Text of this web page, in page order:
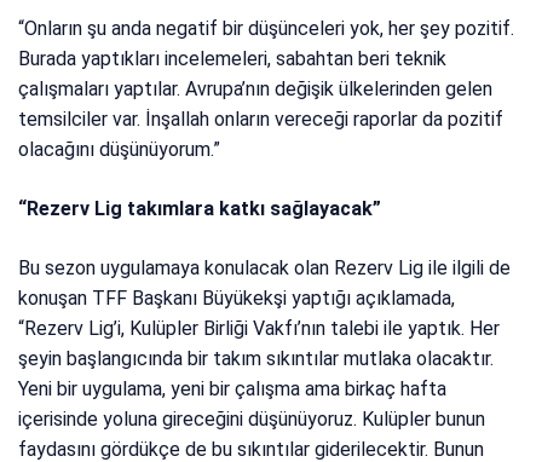
“Onların şu anda negatif bir düşünceleri yok, her şey pozitif.
Burada yaptıkları incelemeleri, sabahtan beri teknik
çalışmaları yaptılar. Avrupa’nın değişik ülkelerinden gelen
temsilciler var. İnşallah onların vereceği raporlar da pozitif
olacağını düşünüyorum.”
“Rezerv Lig takımlara katkı sağlayacak”
Bu sezon uygulamaya konulacak olan Rezerv Lig ile ilgili de
konuşan TFF Başkanı Büyükekşi yaptığı açıklamada,
“Rezerv Lig’i, Kulüpler Birliği Vakfı’nın talebi ile yaptık. Her
şeyin başlangıcında bir takım sıkıntılar mutlaka olacaktır.
Yeni bir uygulama, yeni bir çalışma ama birkaç hafta
içerisinde yoluna gireceğini düşünüyoruz. Kulüpler bunun
faydasını gördükçe de bu sıkıntılar giderilecektir. Bunun